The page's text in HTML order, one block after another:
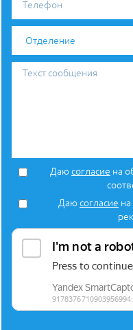
Даюсогласие на
Даюсогласие